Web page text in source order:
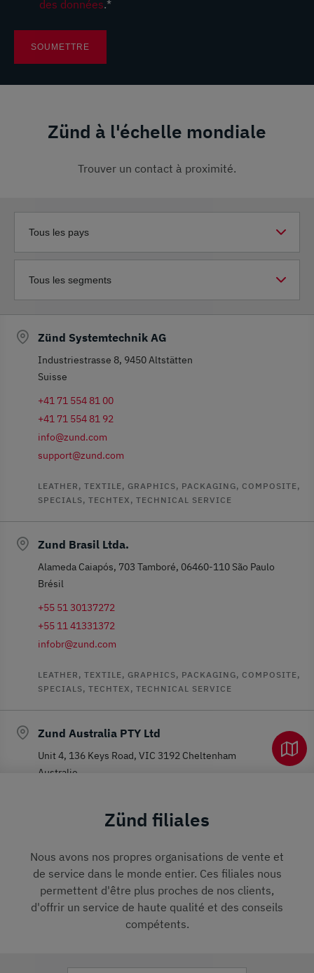
des données.*
Zünd à l'échelle mondiale
Trouver un contact à proximité.
Zünd Systemtechnik AG
Industriestrasse 8, 9450 Altstätten
Suisse
+41 71 554 81 00
+41 71 554 81 92
info@zund.com
support@zund.com
LEATHER, TEXTILE, GRAPHICS, PACKAGING, COMPOSITE,
SPECIALS, TECHTEX, TECHNICAL SERVICE
Zund Brasil Ltda.
Alameda Caiapós, 703 Tamboré, 06460-110 São Paulo
Brésil
+55 51 30137272
+55 11 41331372
infobr@zund.com
LEATHER, TEXTILE, GRAPHICS, PACKAGING, COMPOSITE,
SPECIALS, TECHTEX, TECHNICAL SERVICE
Zund Australia PTY Ltd
Unit 4, 136 Keys Road, VIC 3192 Cheltenham
Australie
infoau@zund.com
SPECIALS, TECHTEX, TECHNICAL SERVICE
Zund Asia (Bangkok) Ltd.
28 Motorway Frontage Road Prawet, Bangkok, 10250
Zünd filiales
Nous avons nos propres organisations de vente et
de service dans le monde entier. Ces filiales nous
permettent d'être plus proches de nos clients,
d'offrir un service de haute qualité et des conseils
compétents.